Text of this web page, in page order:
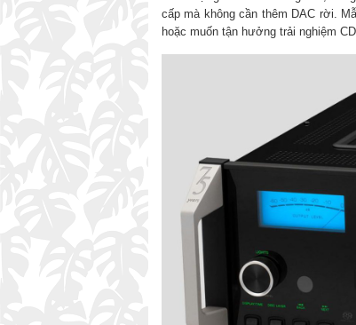
cấp mà không cần thêm DAC rời.
hoặc muốn tận hưởng trải nghiệm